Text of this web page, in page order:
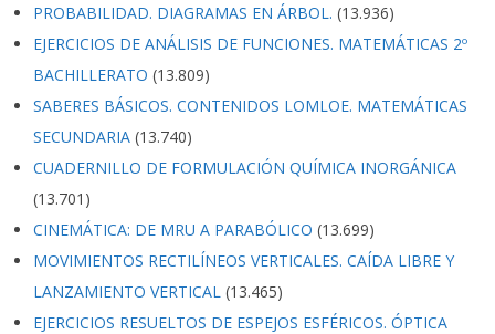
PROBABILIDAD. DIAGRAMAS EN ÁRBOL. (13.936)
EJERCICIOS DE ANÁLISIS DE FUNCIONES. MATEMÁTICAS 2º
BACHILLERATO (13.809)
SABERES BÁSICOS. CONTENIDOS LOMLOE. MATEMÁTICAS
SECUNDARIA (13.740)
CUADERNILLO DE FORMULACIÓN QUÍMICA INORGÁNICA
(13.701)
CINEMÁTICA: DE MRU A PARABÓLICO (13.699)
MOVIMIENTOS RECTILÍNEOS VERTICALES. CAÍDA LIBRE Y
LANZAMIENTO VERTICAL (13.465)
EJERCICIOS RESUELTOS DE ESPEJOS ESFÉRICOS. ÓPTICA